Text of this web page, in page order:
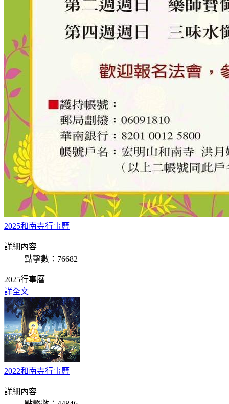
2025和南寺行事曆
詳細內容
點擊數：76682
2025行事曆
詳全文
2022和南寺行事曆
詳細內容